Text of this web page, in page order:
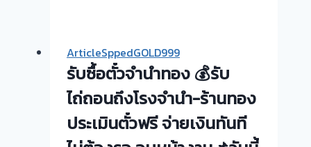
ทอง
|
ขอบคุณ
ลูกค้า
บางบัวทอง
บ้าน
รับ
ซื้อ
ตั๋ว
จำนำ
กรุงเทพ
ArticleSppedGOLD999
รับซื้อตั๋วจำนำทอง 💰รับ
ไถ่ถอนถึงโรงจำนำ-ร้านทอง
ประเมินตั๋วฟรี จ่ายเงินทันที